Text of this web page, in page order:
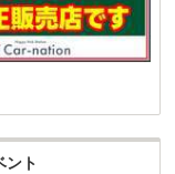
ント